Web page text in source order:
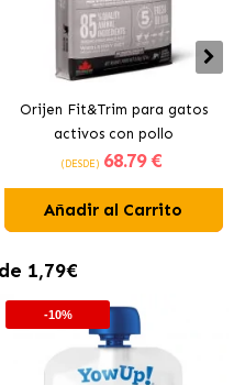
Orijen Fit&Trim para gatos
activos con pollo
(DESDE) 68.79 €
Añadir al Carrito
1,79€
-10%